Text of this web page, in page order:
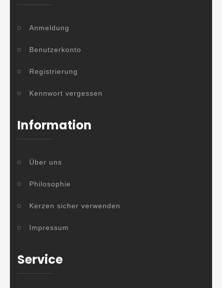
Anmeldung
Benutzerkonto
Registrierung
Kennwort vergessen
Information
Über uns
Philosophie
Kerzen sicher verwenden
Impressum
Service